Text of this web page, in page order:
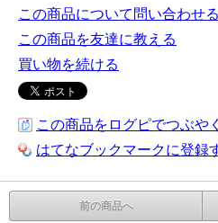
この商品について問い合わせる
この商品を友達に教える
買い物を続ける
この商品をログピでつぶやく
はてなブックマークに登録
前の商品へ